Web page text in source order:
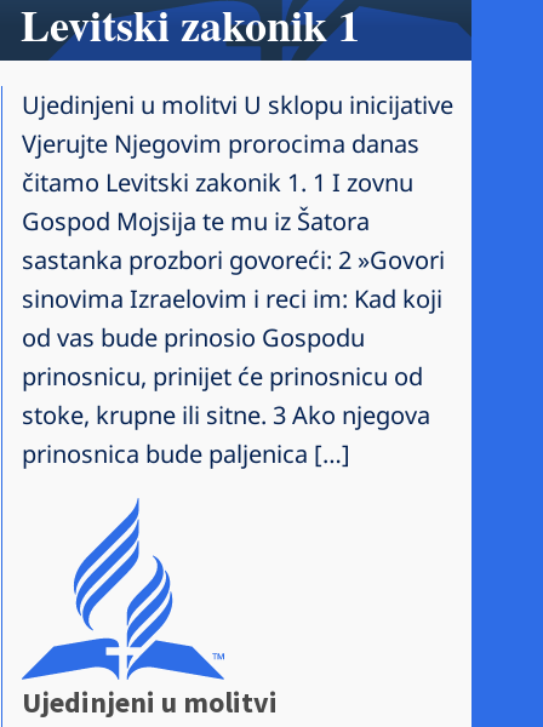
Levitski zakonik 1
Ujedinjeni u molitvi U sklopu inicijative
Vjerujte Njegovim prorocima danas
čitamo Levitski zakonik 1. 1 I zovnu
Gospod Mojsija te mu iz Šatora
sastanka prozbori govoreći: 2 »Govori
sinovima Izraelovim i reci im: Kad koji
od vas bude prinosio Gospodu
prinosnicu, prinijet će prinosnicu od
stoke, krupne ili sitne. 3 Ako njegova
prinosnica bude paljenica […]
Ujedinjeni u molitvi